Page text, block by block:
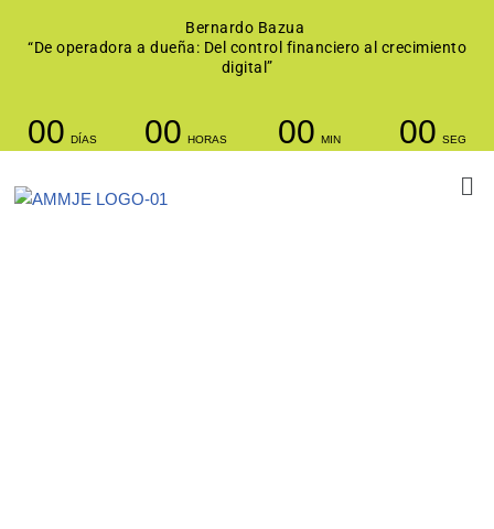
Saltar
Bernardo Bazua
“De operadora a dueña: Del control financiero al crecimiento
digital”
00 DÍAS 00 HORAS 00 MIN 00 SEG